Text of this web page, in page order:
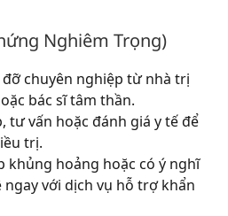
Nghiêm Trọng)
chuyên nghiệp từ nhà trị
bác sĩ tâm thần.
tư vấn hoặc đánh giá y tế để
trị.
khủng hoảng hoặc có ý nghĩ
ngay với dịch vụ hỗ trợ khẩn